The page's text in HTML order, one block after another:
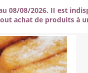
08/08/2026. II est
achat de produits à